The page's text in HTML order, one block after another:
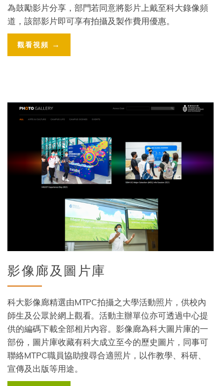
為鼓勵影片分享，部門若同意將影片上戴至科大錄像頻
道，該部影片即可享有拍攝及製作費用優惠。
Links
Website
Link觀看視頻
Image
Title
影像廊及圖片庫
Description
科大影像廊精選由MTPC拍攝之大學活動照片，供校內
師生及公眾於網上觀看。活動主辦單位亦可透過中心提
供的編碼下載全部相片內容。影像廊為科大圖片庫的一
部份，圖片庫收藏有科大成立至今的歷史圖片，同事可
聯絡MTPC職員協助搜尋合適照片，以作教學、科研、
宣傳及出版等用途。